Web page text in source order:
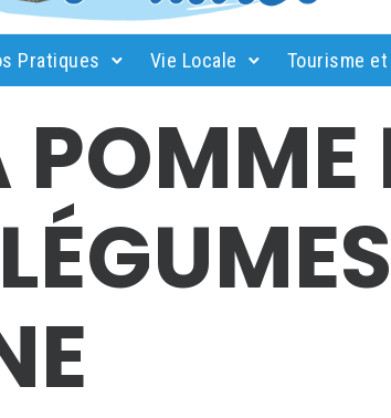
Pratiques Vie Locale Tourisme
POMME